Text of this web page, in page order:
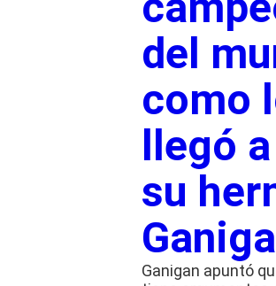
del
como
llegó
su
Ganigan apuntó